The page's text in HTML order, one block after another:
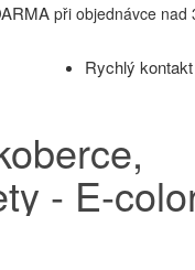
při objednávce nad
Rychlý
- E-